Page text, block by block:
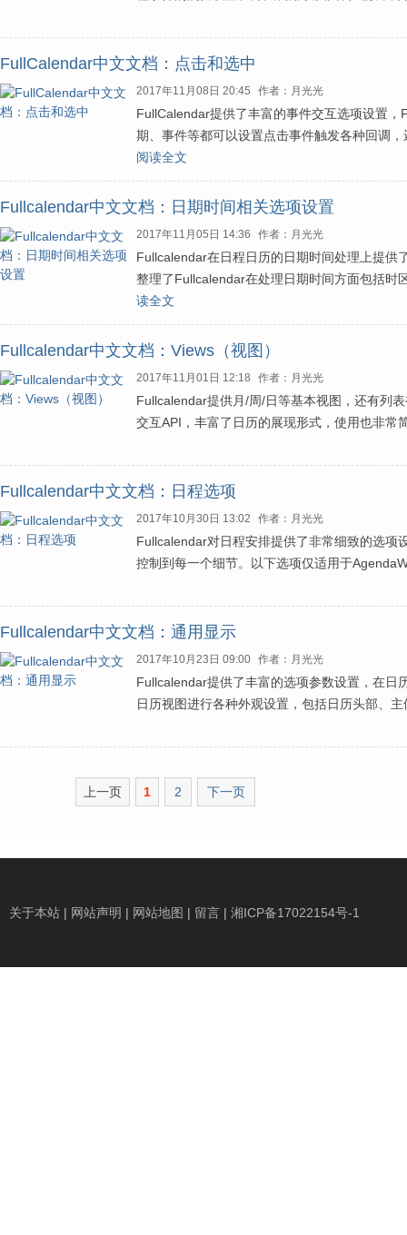
FullCalendar中文文档：点击和选中
2017年11月08日 20:45 作者：月光光
FullCalendar提供了丰富的事件交互选项设置
期、事件等都可以设置点击事件触发各种回调
阅读全文
Fullcalendar中文文档：日期时间相关选项设置
2017年11月05日 14:36 作者：月光光
Fullcalendar在日程日历的日期时间处理上提供
整理了Fullcalendar在处理日期时间方面包括时
读全文
Fullcalendar中文文档：Views（视图）
2017年11月01日 12:18 作者：月光光
Fullcalendar提供月/周/日等基本视图，还有列
交互API，丰富了日历的展现形式，使用也非常
Fullcalendar中文文档：日程选项
2017年10月30日 13:02 作者：月光光
Fullcalendar对日程安排提供了非常细致的选项
控制到每一个细节。以下选项仅适用于
Fullcalendar中文文档：通用显示
2017年10月23日 09:00 作者：月光光
Fullcalendar提供了丰富的选项参数设置，在日
日历视图进行各种外观设置，包括日历头部、
上一页 1 2 下一页
关于本站 | 网站声明 | 网站地图 | 留言 | 湘ICP备17022154号-1